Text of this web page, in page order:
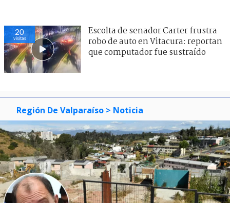
20
visitas
Escolta de senador Carter frustra
robo de auto en Vitacura: reportan
que computador fue sustraído
Región De Valparaíso > Noticia